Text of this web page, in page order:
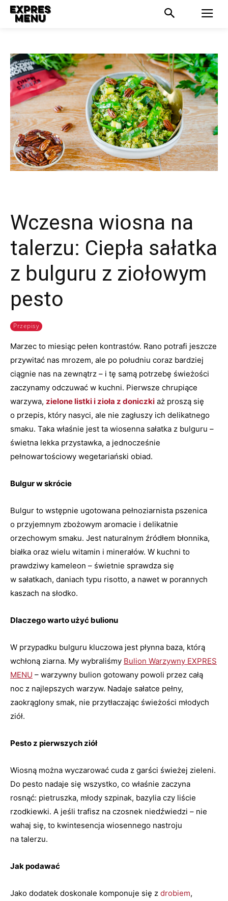
Wczesna wiosna na
talerzu: Ciepła sałatka
z bulguru z ziołowym
pesto
Przepisy
Marzec to miesiąc pełen kontrastów. Rano potrafi jeszcze
przywitać nas mrozem, ale po południu coraz bardziej
ciągnie nas na zewnątrz – i tę samą potrzebę świeżości
zaczynamy odczuwać w kuchni. Pierwsze chrupiące
warzywa, zielone listki i zioła z doniczki aż proszą się
o przepis, który nasyci, ale nie zagłuszy ich delikatnego
smaku. Taka właśnie jest ta wiosenna sałatka z bulguru –
świetna lekka przystawka, a jednocześnie
pełnowartościowy wegetariański obiad.
Bulgur w skrócie
Bulgur to wstępnie ugotowana pełnoziarnista pszenica
o przyjemnym zbożowym aromacie i delikatnie
orzechowym smaku. Jest naturalnym źródłem błonnika,
białka oraz wielu witamin i minerałów. W kuchni to
prawdziwy kameleon – świetnie sprawdza się
w sałatkach, daniach typu risotto, a nawet w porannych
kaszach na słodko.
Dlaczego warto użyć bulionu
W przypadku bulguru kluczowa jest płynna baza, którą
wchłoną ziarna. My wybraliśmy Bulion Warzywny EXPRES
MENU – warzywny bulion gotowany powoli przez całą
noc z najlepszych warzyw. Nadaje sałatce pełny,
zaokrąglony smak, nie przytłaczając świeżości młodych
ziół.
Pesto z pierwszych ziół
Wiosną można wyczarować cuda z garści świeżej zieleni.
Do pesto nadaje się wszystko, co właśnie zaczyna
rosnąć: pietruszka, młody szpinak, bazylia czy liście
rzodkiewki. A jeśli trafisz na czosnek niedźwiedzi – nie
wahaj się, to kwintesencja wiosennego nastroju
na talerzu.
Jak podawać
Jako dodatek doskonale komponuje się z drobiem,